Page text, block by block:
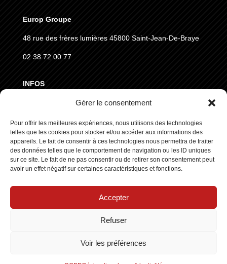
Gérer le consentement
Pour offrir les meilleures expériences, nous utilisons des technologies
telles que les cookies pour stocker et/ou accéder aux informations des
appareils. Le fait de consentir à ces technologies nous permettra de traiter
des données telles que le comportement de navigation ou les ID uniques
sur ce site. Le fait de ne pas consentir ou de retirer son consentement peut
avoir un effet négatif sur certaines caractéristiques et fonctions.
Accepter
Refuser
Voir les préférences
Europ Groupe
48 rue des frères lumières 45800 Saint-Jean-De-Braye
02 38 72 00 77
INFOS
CGVD
RGPD
SUIVEZ NOUS
Made by :Standesign.fr